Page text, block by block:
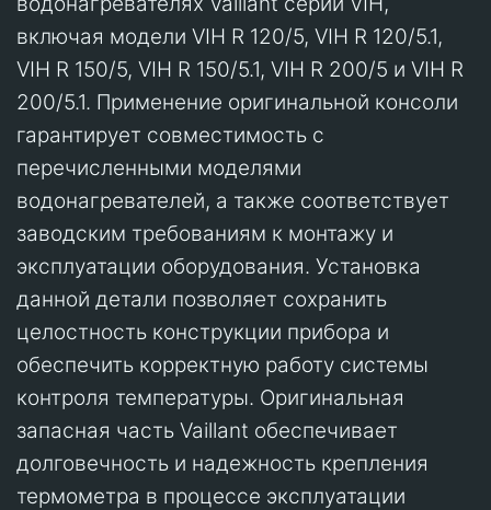
включая модели VIH R 120/5, VIH R 120/5.1,
VIH R 150/5, VIH R 150/5.1, VIH R 200/5 и VIH R
200/5.1. Применение оригинальной консоли
гарантирует совместимость с
перечисленными моделями
водонагревателей, а также соответствует
заводским требованиям к монтажу и
эксплуатации оборудования. Установка
данной детали позволяет сохранить
целостность конструкции прибора и
обеспечить корректную работу системы
контроля температуры. Оригинальная
запасная часть Vaillant обеспечивает
долговечность и надежность крепления
термометра в процессе эксплуатации